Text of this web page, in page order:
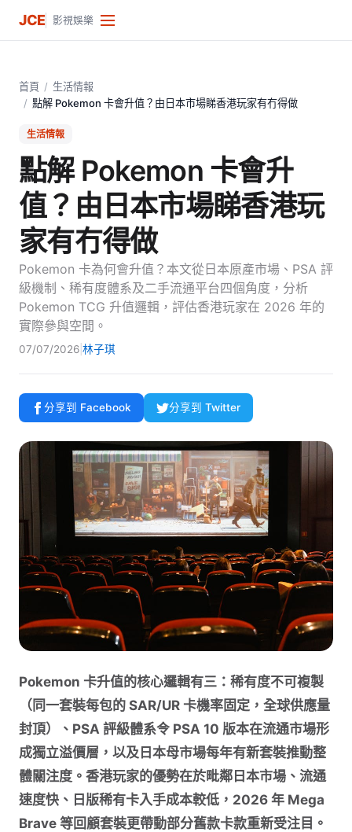
JCE 影視娛樂
首頁 / 生活情報
/ 點解 Pokemon 卡會升值？由日本市場睇香港玩家有冇得做
生活情報
點解 Pokemon 卡會升
值？由日本市場睇香港玩
家有冇得做
Pokemon 卡為何會升值？本文從日本原產市場、PSA 評
級機制、稀有度體系及二手流通平台四個角度，分析
Pokemon TCG 升值邏輯，評估香港玩家在 2026 年的
實際參與空間。
07/07/2026 林子琪
分享到 Facebook 分享到 Twitter
Pokemon 卡升值的核心邏輯有三：稀有度不可複製
（同一套裝每包的 SAR/UR 卡機率固定，全球供應量
封頂）、PSA 評級體系令 PSA 10 版本在流通市場形
成獨立溢價層，以及日本母市場每年有新套裝推動整
體關注度。香港玩家的優勢在於毗鄰日本市場、流通
速度快、日版稀有卡入手成本較低，2026 年 Mega
Brave 等回顧套裝更帶動部分舊款卡款重新受注目。